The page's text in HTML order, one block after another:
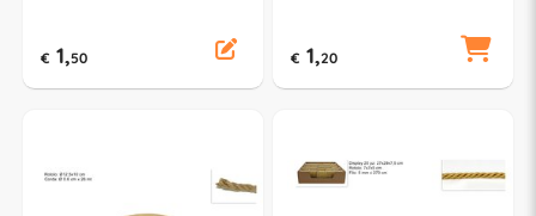
€ 1,50 € 1,20